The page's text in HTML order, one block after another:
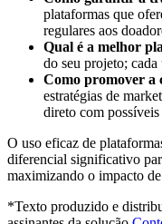
plataformas que
regulares aos
Qual é a melhor
do seu projeto; cada
Como promover a
estratégias de
direto com possíveis
O uso eficaz de
diferencial significativo
maximizando o impacto
*Texto produzido e